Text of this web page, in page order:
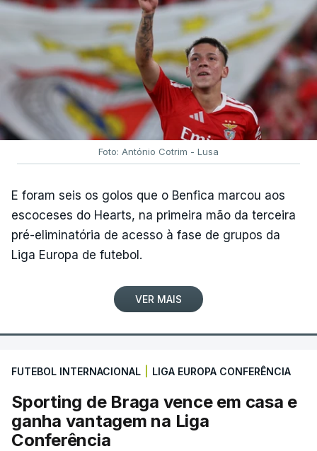
Foto: António Cotrim - Lusa
E foram seis os golos que o Benfica marcou aos
escoceses do Hearts, na primeira mão da terceira
pré-eliminatória de acesso à fase de grupos da
Liga Europa de futebol.
VER MAIS
FUTEBOL INTERNACIONAL LIGA EUROPA CONFERÊNCIA
Sporting de Braga vence em casa e
ganha vantagem na Liga
Conferência